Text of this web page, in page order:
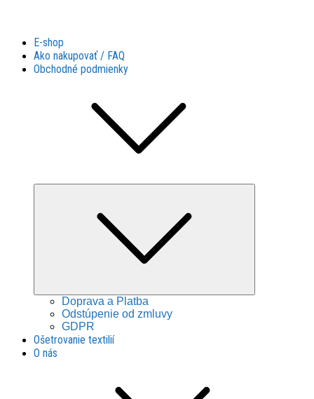
Látky Husár
Látky Husár
E-shop
Ako nakupovať / FAQ
Obchodné podmienky
Doprava a Platba
Odstúpenie od zmluvy
GDPR
Ošetrovanie textilií
O nás